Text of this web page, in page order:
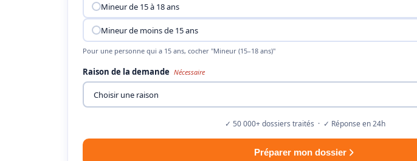
Mineur de 15 à 18 ans
Mineur de moins de 15 ans
Pour une personne qui a 15 ans, cocher "Mineur (15–18 ans)"
Raison de la demande Nécessaire
✓ 50 000+ dossiers traités · ✓ Réponse en 24h
Préparer mon dossier